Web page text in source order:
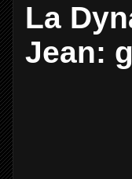
La
Jean: